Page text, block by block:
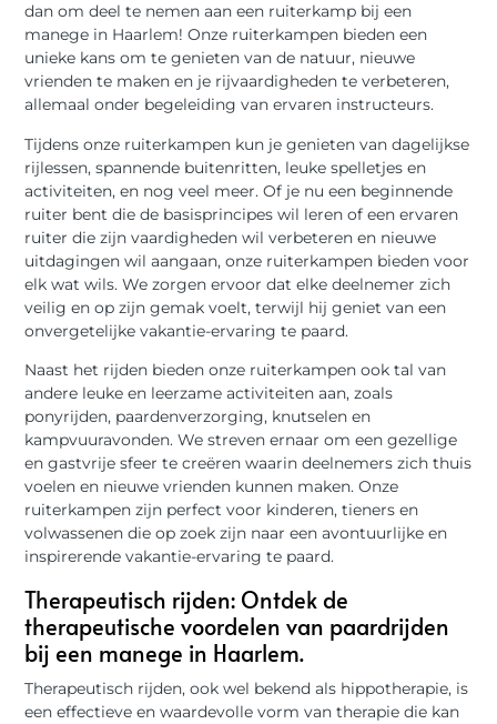
dan om deel te nemen aan een ruiterkamp bij een
manege in Haarlem! Onze ruiterkampen bieden een
unieke kans om te genieten van de natuur, nieuwe
vrienden te maken en je rijvaardigheden te verbeteren,
allemaal onder begeleiding van ervaren instructeurs.
Tijdens onze ruiterkampen kun je genieten van dagelijkse
rijlessen, spannende buitenritten, leuke spelletjes en
activiteiten, en nog veel meer. Of je nu een beginnende
ruiter bent die de basisprincipes wil leren of een ervaren
ruiter die zijn vaardigheden wil verbeteren en nieuwe
uitdagingen wil aangaan, onze ruiterkampen bieden voor
elk wat wils. We zorgen ervoor dat elke deelnemer zich
veilig en op zijn gemak voelt, terwijl hij geniet van een
onvergetelijke vakantie-ervaring te paard.
Naast het rijden bieden onze ruiterkampen ook tal van
andere leuke en leerzame activiteiten aan, zoals
ponyrijden, paardenverzorging, knutselen en
kampvuuravonden. We streven ernaar om een gezellige
en gastvrije sfeer te creëren waarin deelnemers zich thuis
voelen en nieuwe vrienden kunnen maken. Onze
ruiterkampen zijn perfect voor kinderen, tieners en
volwassenen die op zoek zijn naar een avontuurlijke en
inspirerende vakantie-ervaring te paard.
Therapeutisch rijden: Ontdek de
therapeutische voordelen van paardrijden
bij een manege in Haarlem.
Therapeutisch rijden, ook wel bekend als hippotherapie, is
een effectieve en waardevolle vorm van therapie die kan